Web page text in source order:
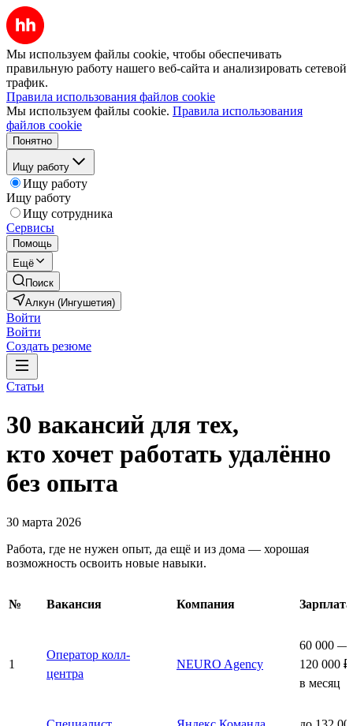
Мы используем файлы cookie, чтобы обеспечивать
правильную работу нашего веб-сайта и анализировать сетевой
трафик.
Правила использования файлов cookie
Мы используем файлы cookie. Правила использования
файлов cookie
Понятно
Ищу работу
Ищу работу
Ищу работу
Ищу сотрудника
Сервисы
Помощь
Ещё
Поиск
Алкун (Ингушетия)
Войти
Войти
Создать резюме
Статьи
30 вакансий для тех,
кто хочет работать удалённо
без опыта
30 марта 2026
Работа, где не нужен опыт, да ещё и из дома — хорошая
возможность освоить новые навыки.
№ Вакансия Компания Зарплата
1
Оператор колл-
центра
NEURO Agency
60 000 —
120 000 ₽
в месяц